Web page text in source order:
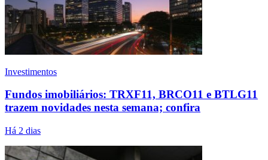
Investimentos
Fundos imobiliários: TRXF11, BRCO11 e BTLG11
trazem novidades nesta semana; confira
Há 2 dias